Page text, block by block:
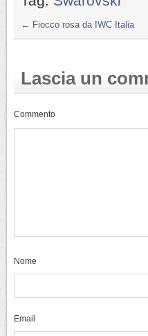
← Fiocco rosa da IWC Italia
Lascia un
Commento
Nome
Email